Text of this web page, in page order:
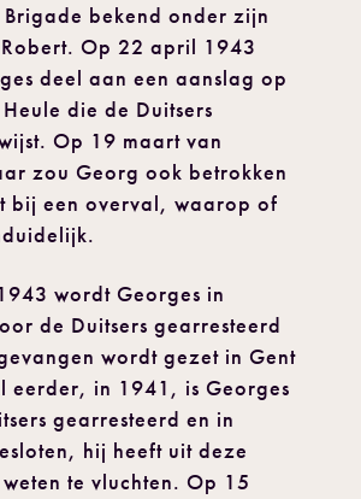
bekend onder zijn
Op 22 april 1943
deel aan een aanslag op
die de Duitsers
Op 19 maart van
zou Georg ook betrokken
bij een overval, waarop of
wordt Georges in
de Duitsers gearresteerd
wordt gezet in Gent
eerder, in 1941, is Georges
gearresteerd en in
hij heeft uit deze
te vluchten. Op 15